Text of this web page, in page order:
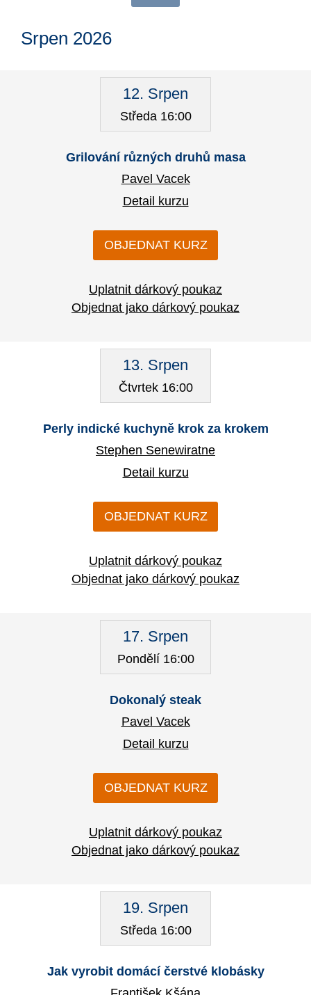
Srpen 2026
12. Srpen
Středa 16:00
Grilování různých druhů masa
Pavel Vacek
Detail kurzu
OBJEDNAT KURZ
Uplatnit dárkový poukaz
Objednat jako dárkový poukaz
13. Srpen
Čtvrtek 16:00
Perly indické kuchyně krok za krokem
Stephen Senewiratne
Detail kurzu
OBJEDNAT KURZ
Uplatnit dárkový poukaz
Objednat jako dárkový poukaz
17. Srpen
Pondělí 16:00
Dokonalý steak
Pavel Vacek
Detail kurzu
OBJEDNAT KURZ
Uplatnit dárkový poukaz
Objednat jako dárkový poukaz
19. Srpen
Středa 16:00
Jak vyrobit domácí čerstvé klobásky